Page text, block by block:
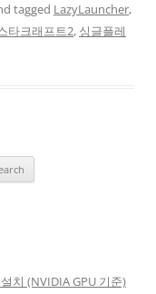
tagged LazyLauncher,
타크래프트2, 싱글플레
치 (NVIDIA GPU 기준)